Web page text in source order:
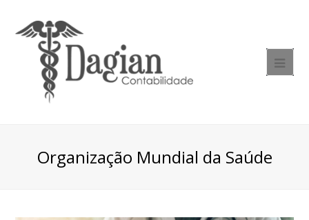
Organização Mundial da Saúde